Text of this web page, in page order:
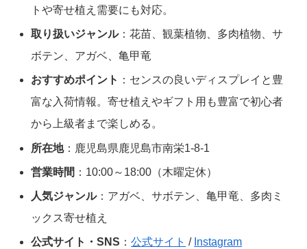
トや寄せ植え需要にも対応。
取り扱いジャンル：花苗、観葉植物、多肉植物、サ
ボテン、アガベ、亀甲竜
おすすめポイント ：センスの良いディスプレイと豊
富な入荷情報。寄せ植えやギフト用も豊富で初心者
から上級者まで楽しめる。
所在地：鹿児島県鹿児島市南栄1-8-1
営業時間 ：10:00～18:00（木曜定休）
人気ジャンル：アガベ、サボテン、亀甲竜、多肉ミ
ックス寄せ植え
公式サイト・SNS ：公式サイト / Instagram